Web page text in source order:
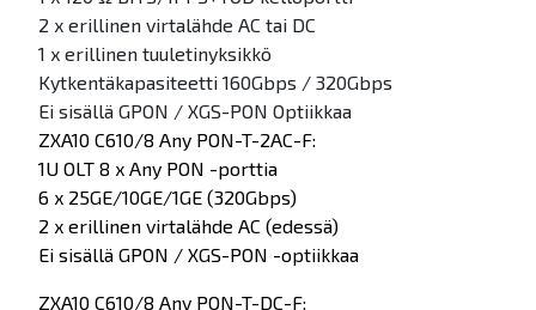
2 x erillinen virtalähde AC tai DC
1 x erillinen tuuletinyksikkö
Kytkentäkapasiteetti 160Gbps / 320Gbps
Ei sisällä GPON / XGS-PON Optiikkaa
ZXA10 C610/8 Any PON-T-2AC-F:
1U OLT 8 x Any PON -porttia
6 x 25GE/10GE/1GE (320Gbps)
2 x erillinen virtalähde AC (edessä)
Ei sisällä GPON / XGS-PON -optiikkaa
ZXA10 C610/8 Any PON-T-DC-F: